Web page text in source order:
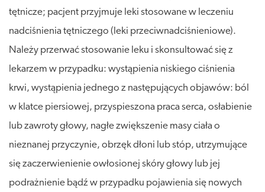
tętnicze; pacjent przyjmuje leki stosowane w leczeniu
nadciśnienia tętniczego (leki przeciwnadciśnieniowe).
Należy przerwać stosowanie leku i skonsultować się z
lekarzem w przypadku: wystąpienia niskiego ciśnienia
krwi, wystąpienia jednego z następujących objawów: ból
w klatce piersiowej, przyspieszona praca serca, osłabienie
lub zawroty głowy, nagłe zwiększenie masy ciała o
nieznanej przyczynie, obrzęk dłoni lub stóp, utrzymujące
się zaczerwienienie owłosionej skóry głowy lub jej
podrażnienie bądź w przypadku pojawienia się nowych